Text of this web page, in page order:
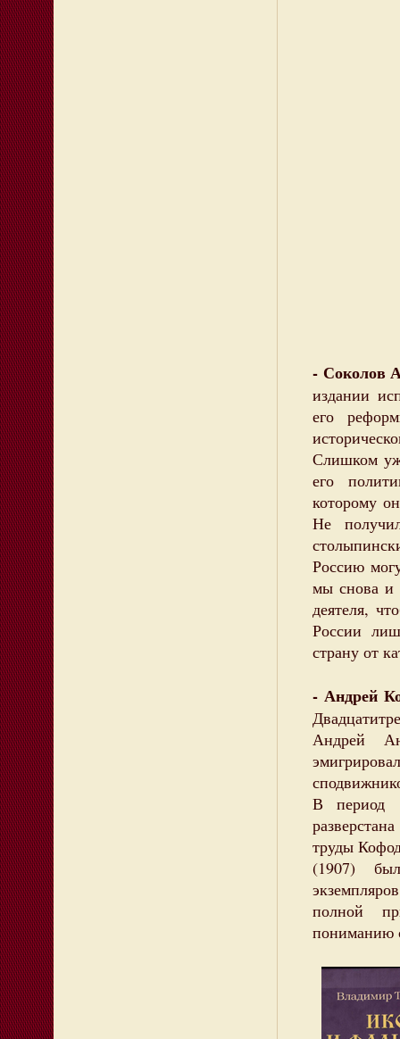
- Соколов
издании
его
Слишком
его
которому
Не
Россию
мы снова и
деятеля,
России
страну от
- Андрей
Андрей
В период
труды
(1907)
полной
пониманию